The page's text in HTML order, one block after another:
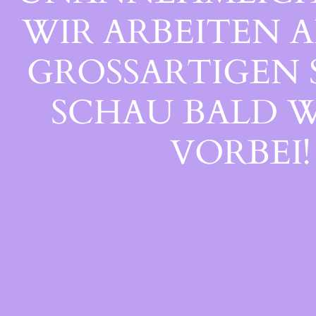
WIR ARBEITEN
GROSSARTIGEN
CHAU BALD
ORBEI!